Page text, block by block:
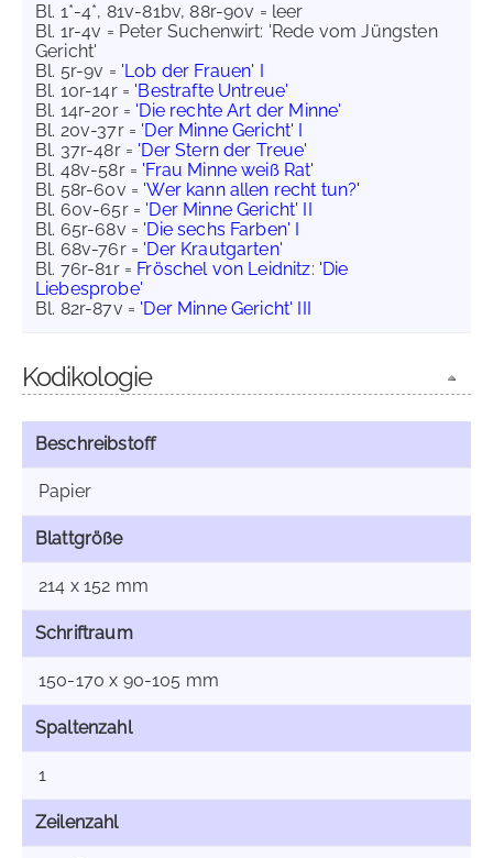
Bl. 1*-4*, 81v-81bv, 88r-90v = leer
Bl. 1r-4v = Peter Suchenwirt: 'Rede vom Jüngsten
Gericht'
Bl. 5r-9v = 'Lob der Frauen' I
Bl. 10r-14r = 'Bestrafte Untreue'
Bl. 14r-20r = 'Die rechte Art der Minne'
Bl. 20v-37r = 'Der Minne Gericht' I
Bl. 37r-48r = 'Der Stern der Treue'
Bl. 48v-58r = 'Frau Minne weiß Rat'
Bl. 58r-60v = 'Wer kann allen recht tun?'
Bl. 60v-65r = 'Der Minne Gericht' II
Bl. 65r-68v = 'Die sechs Farben' I
Bl. 68v-76r = 'Der Krautgarten'
Bl. 76r-81r = Fröschel von Leidnitz: 'Die
Liebesprobe'
Bl. 82r-87v = 'Der Minne Gericht' III
Kodikologie
Beschreibstoff
Papier
Blattgröße
214 x 152 mm
Schriftraum
150-170 x 90-105 mm
Spaltenzahl
1
Zeilenzahl